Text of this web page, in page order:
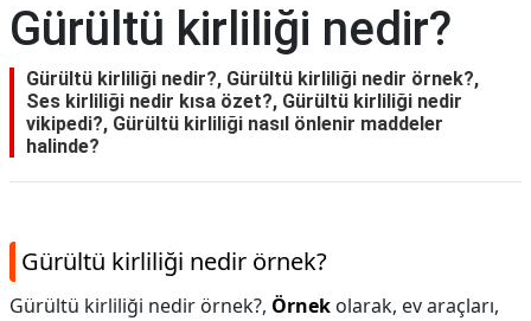
NEDİR
FAYDALARI
SAĞLIK
Gürültü kirliliği nedir?
Gürültü kirliliği nedir?, Gürültü kirliliği nedir örnek?,
Ses kirliliği nedir kısa özet?, Gürültü kirliliği nedir
vikipedi?, Gürültü kirliliği nasıl önlenir maddeler
halinde?
Gürültü kirliliği nedir örnek?
Gürültü kirliliği nedir örnek?, Örnek olarak, ev araçları,